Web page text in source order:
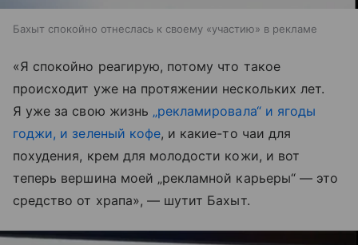
Бахыт спокойно отнеслась к своему «участию» в рекламе
«Я спокойно реагирую, потому что такое
происходит уже на протяжении нескольких лет.
Я уже за свою жизнь „рекламировала“ и ягоды
годжи, и зеленый кофе, и какие-то чаи для
похудения, крем для молодости кожи, и вот
теперь вершина моей „рекламной карьеры“ — это
средство от храпа», — шутит Бахыт.